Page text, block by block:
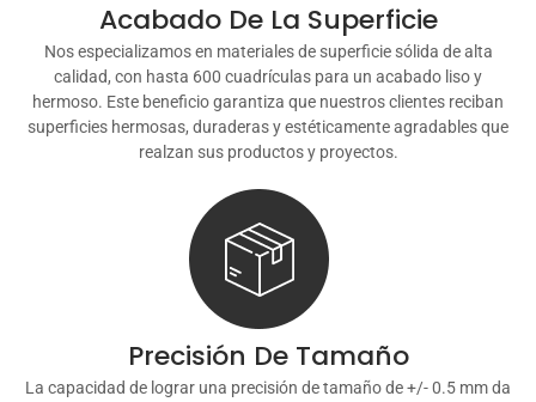
Acabado De La Superficie
Nos especializamos en materiales de superficie sólida de alta
calidad, con hasta 600 cuadrículas para un acabado liso y
hermoso. Este beneficio garantiza que nuestros clientes reciban
superficies hermosas, duraderas y estéticamente agradables que
realzan sus productos y proyectos.
Precisión De Tamaño
La capacidad de lograr una precisión de tamaño de +/- 0.5 mm da